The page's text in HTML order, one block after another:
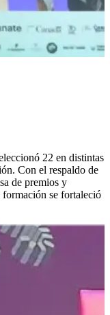
22 en distintas
Con el respaldo de
de premios y
formación se fortaleció